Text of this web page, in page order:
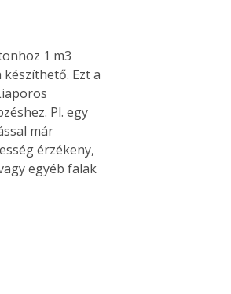
1 m3
Ezt a
Pl. egy
már
érzékeny,
egyéb falak